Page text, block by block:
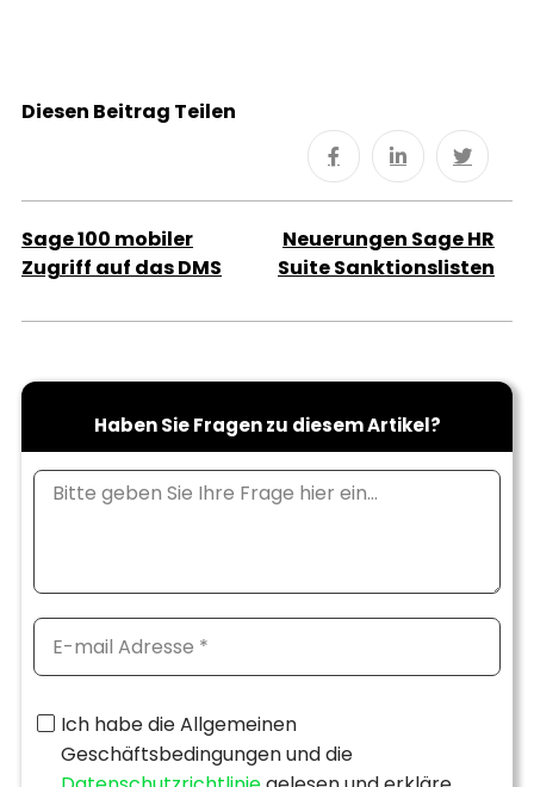
Diesen Beitrag Teilen
Sage 100 mobiler
Zugriff auf das DMS
Neuerungen Sage HR
Suite Sanktionslisten
Haben Sie Fragen zu diesem Artikel?
Ich habe die Allgemeinen
Geschäftsbedingungen und die